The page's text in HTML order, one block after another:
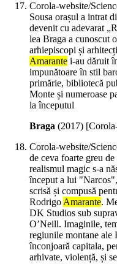
Corola-website/
Sousa orașul a intrat
devenit cu adevarat
lea Braga a cunoscut
arhiepiscopi și
Amarante i-au dăruit
impunătoare în stil
primărie, bibliotecă
Monte și numeroase
la începutul
Braga (2017)
Corola-website/
de ceva foarte greu
realismul magic s-a
început a lui
scrisă și compusă
RodrigoAmarante.
DK Studios sub
O’Neill. Imaginile,
regiunile montane ale
înconjoară capitala,
arhivate, violență, și se